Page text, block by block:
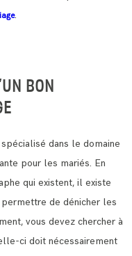
.
BON
dans le domaine
pour les mariés. En
qui existent, il existe
de dénicher les
vous devez chercher à
ci doit nécessairement